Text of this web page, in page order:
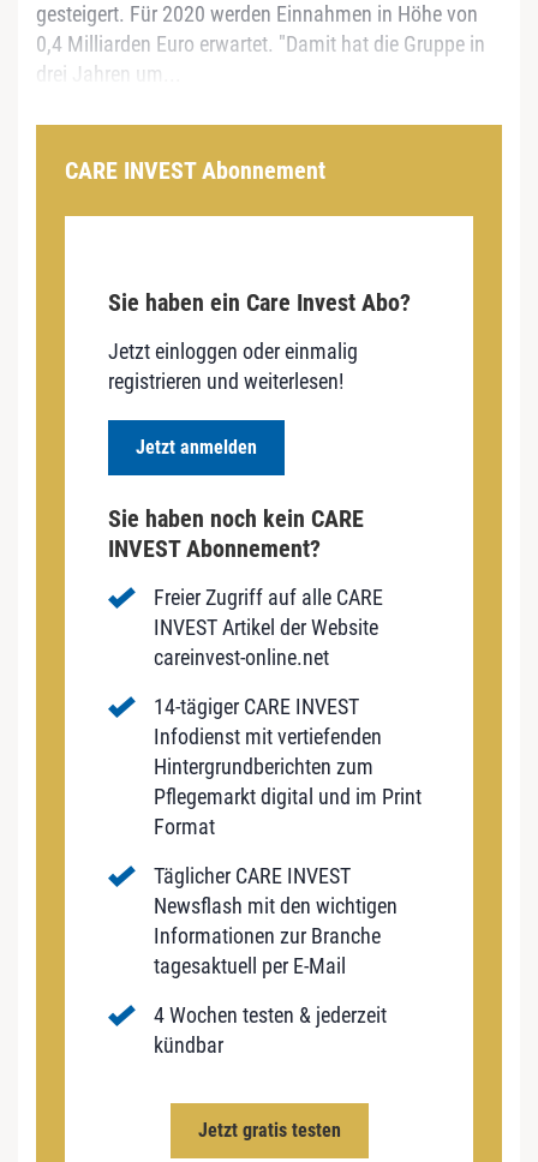
gesteigert. Für 2020 werden Einnahmen in Höhe von
0,4 Milliarden Euro erwartet. "Damit hat die Gruppe in
drei Jahren um...
CARE INVEST Abonnement
Sie haben ein Care Invest Abo?
Jetzt einloggen oder einmalig
registrieren und weiterlesen!
Jetzt anmelden
Sie haben noch kein CARE
INVEST Abonnement?
Freier Zugriff auf alle CARE
INVEST Artikel der Website
careinvest-online.net
14-tägiger CARE INVEST
Infodienst mit vertiefenden
Hintergrundberichten zum
Pflegemarkt digital und im Print
Format
Täglicher CARE INVEST
Newsflash mit den wichtigen
Informationen zur Branche
tagesaktuell per E-Mail
4 Wochen testen & jederzeit
kündbar
Jetzt gratis testen